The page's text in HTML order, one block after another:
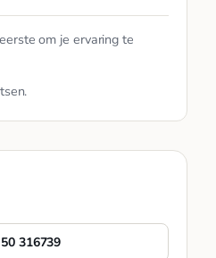
om je ervaring te
316739